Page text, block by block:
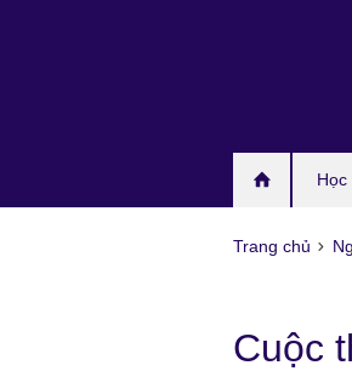
Học
Trang chủ
Cuộc